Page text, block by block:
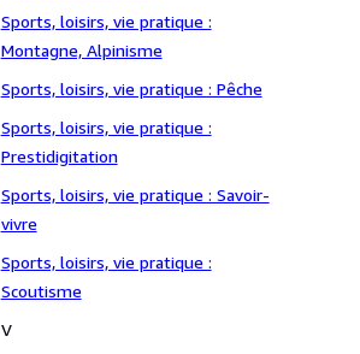
Sports, loisirs, vie pratique :
Montagne, Alpinisme
Sports, loisirs, vie pratique : Pêche
Sports, loisirs, vie pratique :
Prestidigitation
Sports, loisirs, vie pratique : Savoir-
vivre
Sports, loisirs, vie pratique :
Scoutisme
V